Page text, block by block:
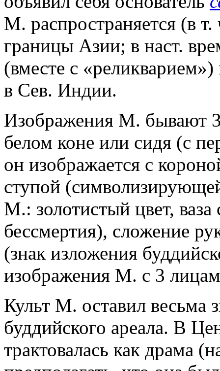
М. распространяется (в т.
границы Азии; в наст.
(вместе с
в Сев. Индии.
Изображения М. бывают
белом коне или сидя (с
он изображается с
ступой
М.: золотистый цвет,
бессмертия), сложение
(знак изложения
изображения М. с 3
Культ М. оставил весьма
буддийского ареала. В
трактовалась как драма